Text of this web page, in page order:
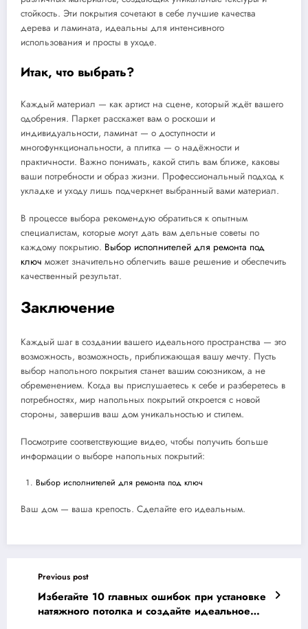
стойкость. Эти покрытия сочетают в себе лучшие качества
дерева и ламината, идеальны для интенсивного
использования и просты в уходе.
Итак, что выбрать?
Каждый материал — как артист на сцене, который ждёт вашего
одобрения. Паркет расскажет вам о роскоши и
индивидуальности, ламинат — о доступности и
многофункциональности, а плитка — о надёжности и
практичности. Важно понимать, какой стиль вам ближе, каковы
ваши потребности и образ жизни. Профессиональный подход к
укладке и уходу лишь подчеркнет выбранный вами материал.
В процессе выбора рекомендую обратиться к опытным
специалистам, которые могут дать вам дельные советы по
каждому покрытию. Выбор исполнителей для ремонта под
ключ может значительно облегчить ваше решение и обеспечить
качественный результат.
Заключение
Каждый шаг в создании вашего идеального пространства — это
возможность, возможность, приближающая вашу мечту. Пусть
выбор напольного покрытия станет вашим союзником, а не
обременением. Когда вы прислушаетесь к себе и разберетесь в
потребностях, мир напольных покрытий откроется с новой
стороны, завершив ваш дом уникальностью и стилем.
Посмотрите соответствующие видео, чтобы получить больше
информации о выборе напольных покрытий:
Выбор исполнителей для ремонта под ключ
Ваш дом — ваша крепость. Сделайте его идеальным.
Previous post
Избегайте 10 главных ошибок при установке
натяжного потолка и создайте идеальное